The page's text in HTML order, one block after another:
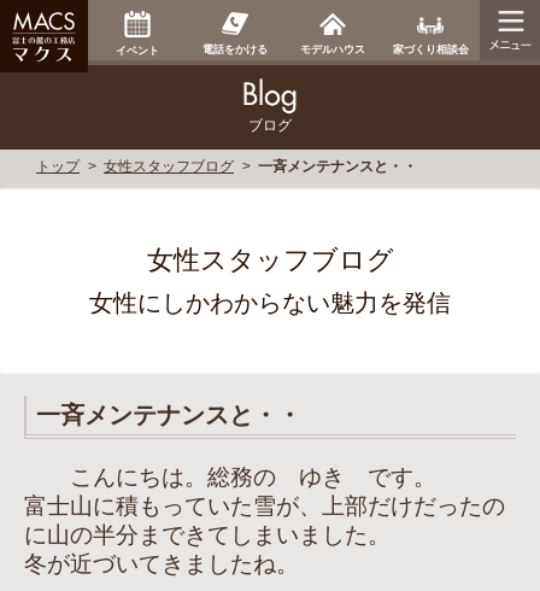
イベント 電話をかける モデルハウス 家づくり相談会
ブログ
トップ 女性スタッフブログ 一斉メンテナンスと・・
女性スタッフブログ
女性にしかわからない魅力を発信
一斉メンテナンスと・・
こんにちは。総務の ゆき です。
富士山に積もっていた雪が、上部だけだったの
に山の半分まできてしまいました。
冬が近づいてきましたね。